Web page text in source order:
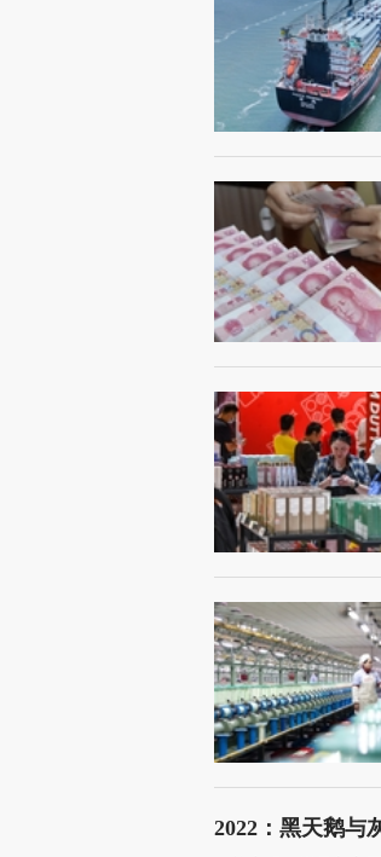
2022：黑天鹅与